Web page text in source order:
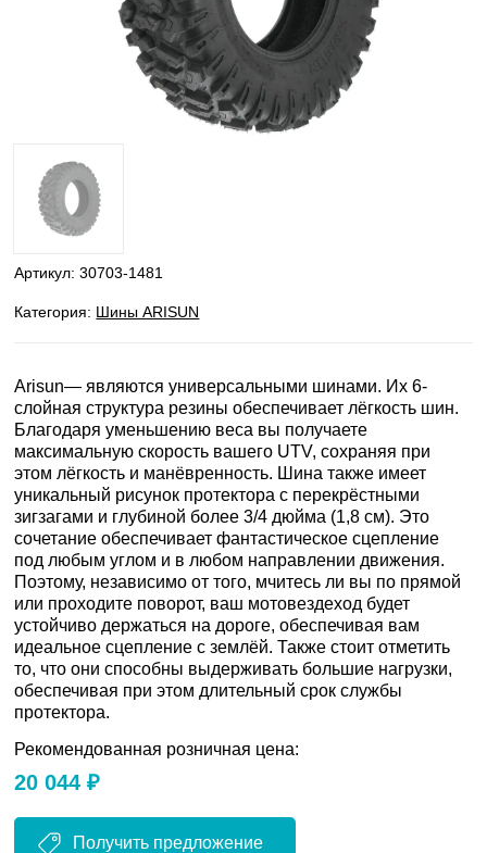
Артикул:30703-1481
Категория: Шины ARISUN
Arisun— являются универсальными шинами. Их 6-
слойная структура резины обеспечивает лёгкость шин.
Благодаря уменьшению веса вы получаете
максимальную скорость вашего UTV, сохраняя при
этом лёгкость и манёвренность. Шина также имеет
уникальный рисунок протектора с перекрёстными
зигзагами и глубиной более 3/4 дюйма (1,8 см). Это
сочетание обеспечивает фантастическое сцепление
под любым углом и в любом направлении движения.
Поэтому, независимо от того, мчитесь ли вы по прямой
или проходите поворот, ваш мотовездеход будет
устойчиво держаться на дороге, обеспечивая вам
идеальное сцепление с землёй. Также стоит отметить
то, что они способны выдерживать большие нагрузки,
обеспечивая при этом длительный срок службы
протектора.
Рекомендованная розничная цена:
20 044 ₽
Получить предложение